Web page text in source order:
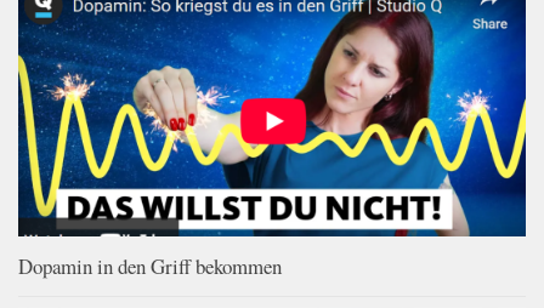
Dopamin in den Griff bekommen